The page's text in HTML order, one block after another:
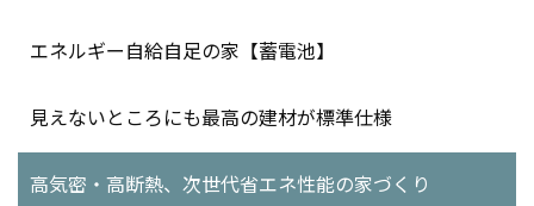
エネルギー自給自足の家【蓄電池】
見えないところにも最高の建材が標準仕様
高気密・高断熱、次世代省エネ性能の家づくり